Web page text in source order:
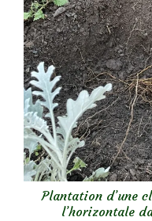
Plantation d’une
l’horizontale